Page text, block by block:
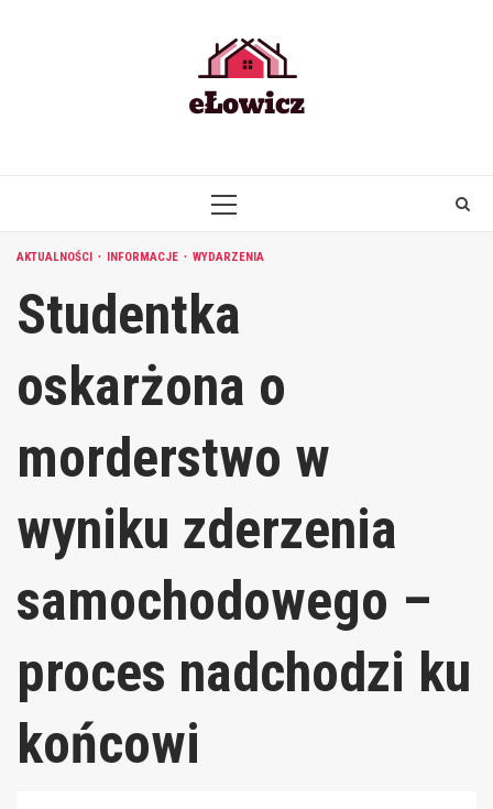
PRIMARY
AKTUALNOŚCI INFORMACJE WYDARZENIA
Studentka
oskarżona o
morderstwo w
wyniku zderzenia
samochodowego –
proces nadchodzi ku
końcowi